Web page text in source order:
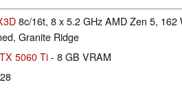
8c/16t, 8 x 5.2 GHz AMD Zen 5,
Granite Ridge
5060 Ti- 8 GB VRAM